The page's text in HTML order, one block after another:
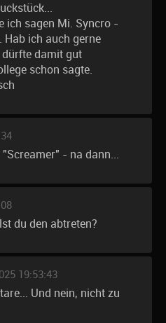
ich sagen Mi. Syncro -
ich auch gerne
damit gut
schon sagte.
- na dann...
du den abtreten?
19:53:43
Und nein, nicht zu